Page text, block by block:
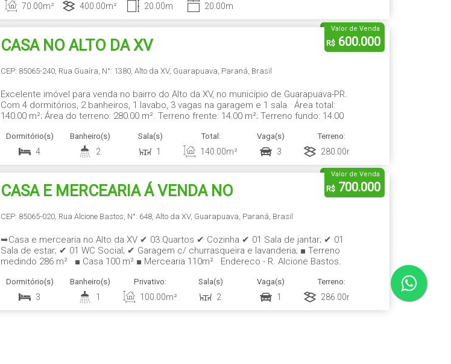
70 .00m² 400 .00m² 20 .00m 20 .00m
CASA NO ALTO DA XV R$ 600.000
Valor de Venda
CEP: 85065-240 Rua Guaíra N°: 1380 ,Alto da XV, Guarapuava Paraná Brasil
4
Dormitório(s)
2
Banheiro(s)
1
Sala(s) Total:
140 .00m² 3
Vaga(s) Terreno:
280 .00m²
Excelente imóvel para venda no bairro do Alto da XV, no município de Guarapuava-PR.
Com 4 dormitórios, 2 banheiros, 1 lavabo, 3 vagas na garagem e 1 sala. Área total:
140,00 m²; Área do terreno: 280,00 m². Terreno frente: 14,00 m²; Terreno fundo: 14,00
planejados.
CASA E MERCEARIA Á VENDA NO
ALTO DA XV
R$ 700.000
Valor de Venda
CEP: 85065-020 Rua Alcione Bastos N°: 648 ,Alto da XV, Guarapuava Paraná Brasil
3
Dormitório(s)
1
Banheiro(s) Privativo:
100 .00m² 2
Sala(s)
1
Vaga(s) Terreno:
286 .00m²
➥Casa e mercearia no Alto da XV ✔ 03 Quartos ✔ Cozinha ✔ 01 Sala de jantar; ✔ 01
Sala de estar; ✔ 01 WC Social; ✔ Garagem c/ churrasqueira e lavanderia; ■ Terreno
medindo 286 m² ■ Casa 100 m² ■ Mercearia 110m² Endereço - R. Alcione Bastos,